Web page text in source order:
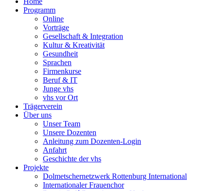
Programm
Online
Vorträge
Gesellschaft & Integration
Kultur & Kreativität
Gesundheit
Sprachen
Firmenkurse
Beruf & IT
Junge vhs
vhs vor Ort
Trägerverein
Über uns
Unser Team
Unsere Dozenten
Anleitung zum Dozenten-Login
Anfahrt
Geschichte der vhs
Projekte
Dolmetschernetzwerk Rottenburg International
Internationaler Frauenchor